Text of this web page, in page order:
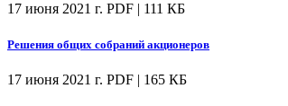
17 июня 2021 г. PDF | 111 КБ
Решения общих собраний акционеров
17 июня 2021 г. PDF | 165 КБ